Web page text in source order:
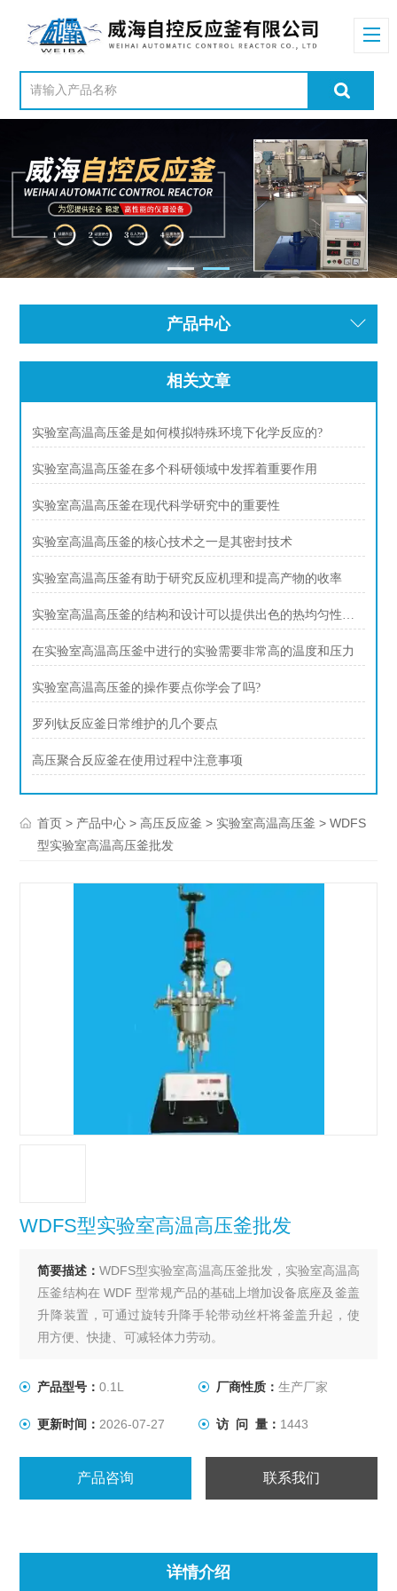
产品中心
相关文章
实验室高温高压釜是如何模拟特殊环境下化学反应的?
实验室高温高压釜在多个科研领域中发挥着重要作用
实验室高温高压釜在现代科学研究中的重要性
实验室高温高压釜的核心技术之一是其密封技术
实验室高温高压釜有助于研究反应机理和提高产物的收率
实验室高温高压釜的结构和设计可以提供出色的热均匀性和压力稳定性
在实验室高温高压釜中进行的实验需要非常高的温度和压力
实验室高温高压釜的操作要点你学会了吗?
罗列钛反应釜日常维护的几个要点
高压聚合反应釜在使用过程中注意事项
首页 > 产品中心 >高压反应釜 > 实验室高温高压釜 > WDFS
型实验室高温高压釜批发
WDFS型实验室高温高压釜批发
简要描述：WDFS型实验室高温高压釜批发，实验室高温高
压釜结构在 WDF 型常规产品的基础上增加设备底座及釜盖
升降装置，可通过旋转升降手轮带动丝杆将釜盖升起，使
用方便、快捷、可减轻体力劳动。
产品型号：0.1L 厂商性质： 生产厂家
更新时间： 2026-07-27 访 问 量： 1443
产品咨询 联系我们
详情介绍